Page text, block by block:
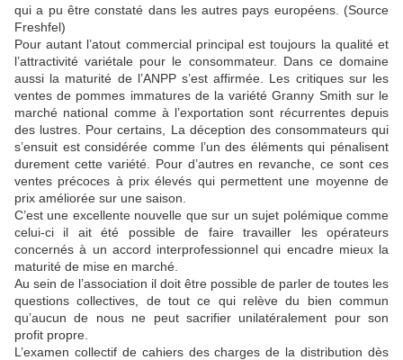
qui a pu être constaté dans les autres pays européens. (Source
Freshfel)
Pour autant l’atout commercial principal est toujours la qualité et
l’attractivité variétale pour le consommateur. Dans ce domaine
aussi la maturité de l’ANPP s’est affirmée. Les critiques sur les
ventes de pommes immatures de la variété Granny Smith sur le
marché national comme à l’exportation sont récurrentes depuis
des lustres. Pour certains, La déception des consommateurs qui
s’ensuit est considérée comme l’un des éléments qui pénalisent
durement cette variété. Pour d’autres en revanche, ce sont ces
ventes précoces à prix élevés qui permettent une moyenne de
prix améliorée sur une saison.
C’est une excellente nouvelle que sur un sujet polémique comme
celui-ci il ait été possible de faire travailler les opérateurs
concernés à un accord interprofessionnel qui encadre mieux la
maturité de mise en marché.
Au sein de l’association il doit être possible de parler de toutes les
questions collectives, de tout ce qui relève du bien commun
qu’aucun de nous ne peut sacrifier unilatéralement pour son
profit propre.
L’examen collectif de cahiers des charges de la distribution dès